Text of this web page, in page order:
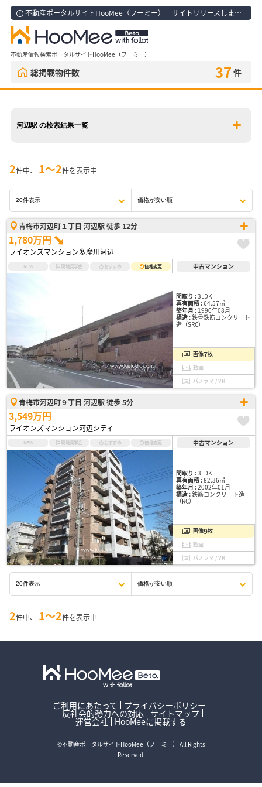
不動産ポータルサイトHooMee（フーミー） サイトリリースしました！
不動産情報検索ポータルサイトHooMee（フーミー）
総掲載物件数 37 件
河辺駅 の検索結果一覧
2件中、 1〜2件を表示中
青梅市河辺町１丁目 河辺駅 徒歩 12分
1,780万円
ライオンズマンション多摩川河辺
NEW 現地見学会 おすすめ 価格変更 中古マンション
間取り :3LDK
専有面積 :64.57㎡
築年月 :1990年08月
構造 :鉄骨鉄筋コンクリート
造（SRC）
画像7枚
動画
パノラマ / VR
青梅市河辺町９丁目 河辺駅 徒歩 5分
3,549万円
ライオンズマンション河辺シティ
NEW 現地見学会 おすすめ 価格変更 中古マンション
間取り :3LDK
専有面積 :82.36㎡
築年月 :2002年01月
構造 :鉄筋コンクリート造
（RC）
画像9枚
動画
パノラマ / VR
2件中、 1〜2件を表示中
ご利用にあたって プライバシーポリシー
反社会的勢力への対応 サイトマップ
運営会社 HooMeeに掲載する
©不動産ポータルサイトHooMee（フーミー） All Rights
Reserved.